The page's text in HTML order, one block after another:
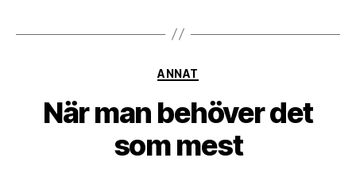
Kategorier
ANNAT
När man behöver det
som mest